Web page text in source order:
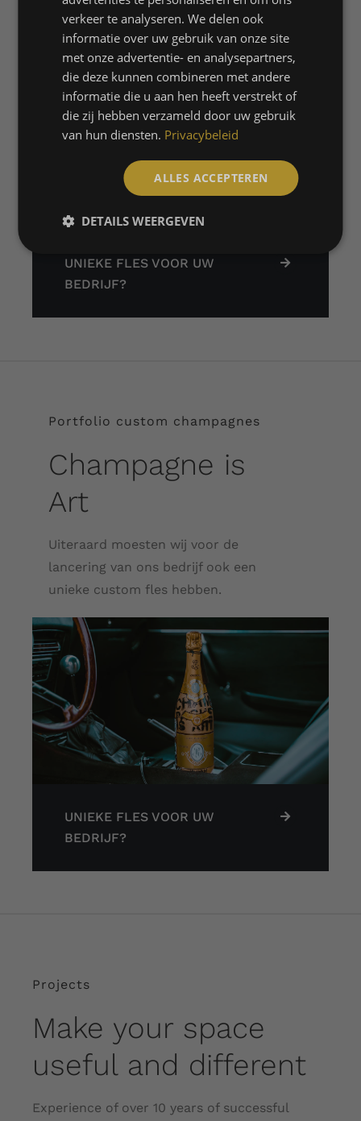
een luxe auto. De koper van de auto
werd verrast met dit geschenk.
UNIEKE FLES VOOR UW
BEDRIJF?
Portfolio custom champagnes
Champagne is
Art
Uiteraard moesten wij voor de
lancering van ons bedrijf ook een
unieke custom fles hebben.
UNIEKE FLES VOOR UW
BEDRIJF?
Projects
Make your space
useful and different
Experience of over 10 years of successful
verkeer te analyseren. We delen ook
informatie over uw gebruik van onze site
met onze advertentie- en analysepartners,
die deze kunnen combineren met andere
informatie die u aan hen heeft verstrekt of
die zij hebben verzameld door uw gebruik
van hun diensten. Privacybeleid
ALLES ACCEPTEREN
DETAILS WEERGEVEN